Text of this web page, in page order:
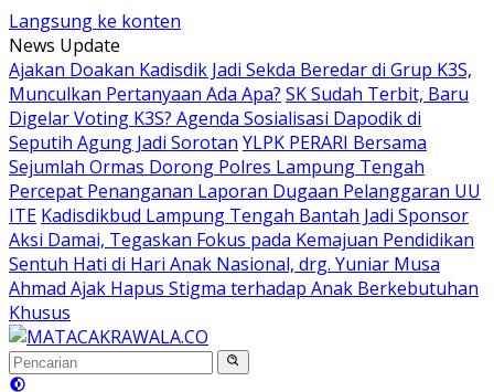
Langsung ke konten
News Update
Ajakan Doakan Kadisdik Jadi Sekda Beredar di Grup K3S,
Munculkan Pertanyaan Ada Apa? SK Sudah Terbit, Baru
Digelar Voting K3S? Agenda Sosialisasi Dapodik di
Seputih Agung Jadi Sorotan YLPK PERARI Bersama
Sejumlah Ormas Dorong Polres Lampung Tengah
Percepat Penanganan Laporan Dugaan Pelanggaran UU
ITE Kadisdikbud Lampung Tengah Bantah Jadi Sponsor
Aksi Damai, Tegaskan Fokus pada Kemajuan Pendidikan
Sentuh Hati di Hari Anak Nasional, drg. Yuniar Musa
Ahmad Ajak Hapus Stigma terhadap Anak Berkebutuhan
Khusus